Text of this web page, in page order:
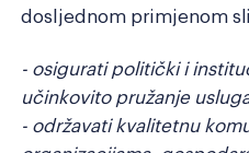
dosljednom primjenom
- osigurati politički i
učinkovito pružanje
- održavati kvalitetnu